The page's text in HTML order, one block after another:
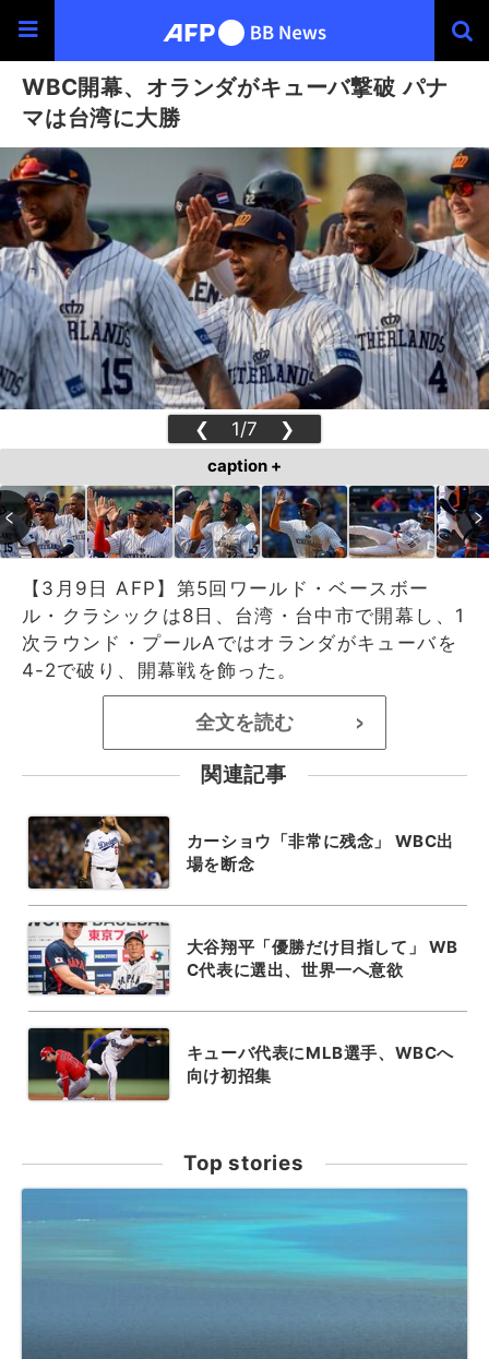
WBC開幕、オランダがキューバ撃破 パナ
マは台湾に大勝
❮ 1/7 ❯
caption +
【3月9日 AFP】第5回ワールド・ベースボー
ル・クラシックは8日、台湾・台中市で開幕し、1
次ラウンド・プールAではオランダがキューバを
4-2で破り、開幕戦を飾った。
全文を読む >
関連記事
カーショウ「非常に残念」 WBC出
場を断念
大谷翔平「優勝だけ目指して」 WB
C代表に選出、世界一へ意欲
キューバ代表にMLB選手、WBCへ
向け初招集
Top stories